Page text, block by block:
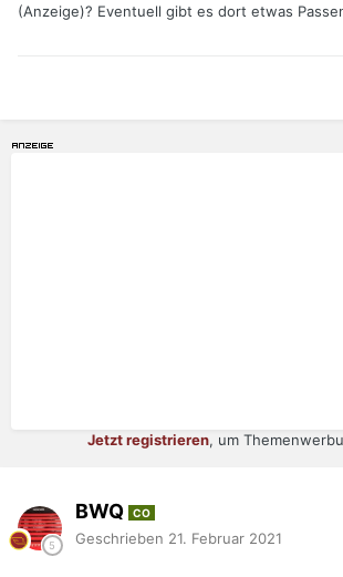
(Anzeige)? Eventuell gibt es dort etwas
Jetzt registrieren, um
BWQ CO
Geschrieben 21. Februar 2021